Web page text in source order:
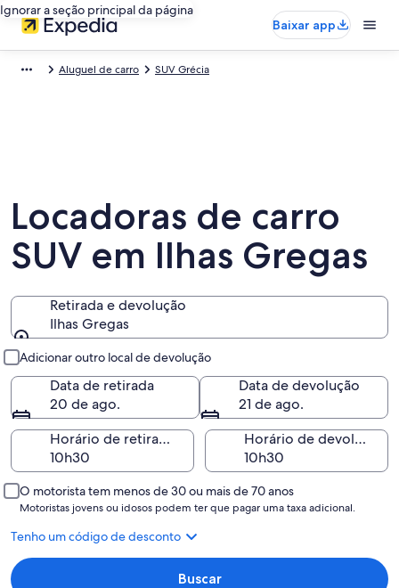
Ignorar a seção principal da página
Baixar app
Aluguel de carro SUV Grécia
Locadoras de carro
SUV em Ilhas Gregas
Retirada e devolução
Ilhas Gregas
Adicionar outro local de devolução
Data de retirada
20 de ago.
Data de devolução
21 de ago.
Horário de retirada
Horário de devolução
O motorista tem menos de 30 ou mais de 70 anos
Motoristas jovens ou idosos podem ter que pagar uma taxa adicional.
Tenho um código de desconto
Buscar